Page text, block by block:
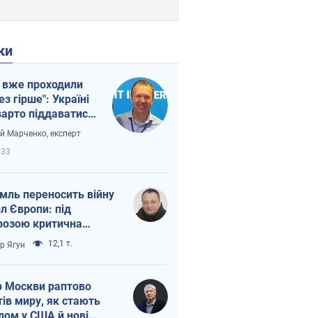
проходили
гірше": Україні
піддаватися
через
Марченко, експерт
переносить війну
Європи: під
критична
Ягун 12,1 т.
Москви раптово
миру, як стають